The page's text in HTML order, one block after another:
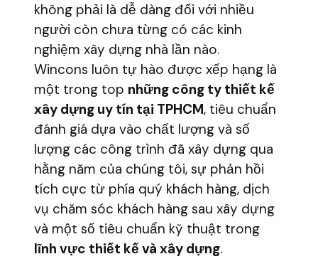
không phải là dễ dàng đối với nhiều
người còn chưa từng có các kinh
nghiệm xây dựng nhà lần nào.
Wincons luôn tự hào được xếp hạng là
một trong top những công ty thiết kế
xây dựng uy tín tại TPHCM, tiêu chuẩn
đánh giá dựa vào chất lượng và số
lượng các công trình đã xây dựng qua
hằng năm của chúng tôi, sự phản hồi
tích cực từ phía quý khách hàng, dịch
vụ chăm sóc khách hàng sau xây dựng
và một số tiêu chuẩn kỹ thuật trong
lĩnh vực thiết kế và xây dựng.